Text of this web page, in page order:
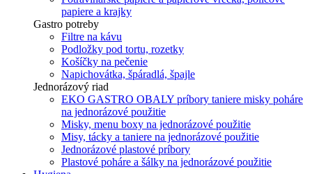
papiere a krajky
Gastro potreby
Filtre na kávu
Podložky pod tortu, rozetky
Košíčky na pečenie
Napichovátka, špáradlá, špajle
Jednorázový riad
EKO GASTRO OBALY príbory taniere misky poháre
na jednorázové použitie
Misky, menu boxy na jednorázové použitie
Misy, tácky a taniere na jednorázové použitie
Jednorázové plastové príbory
Plastové poháre a šálky na jednorázové použitie